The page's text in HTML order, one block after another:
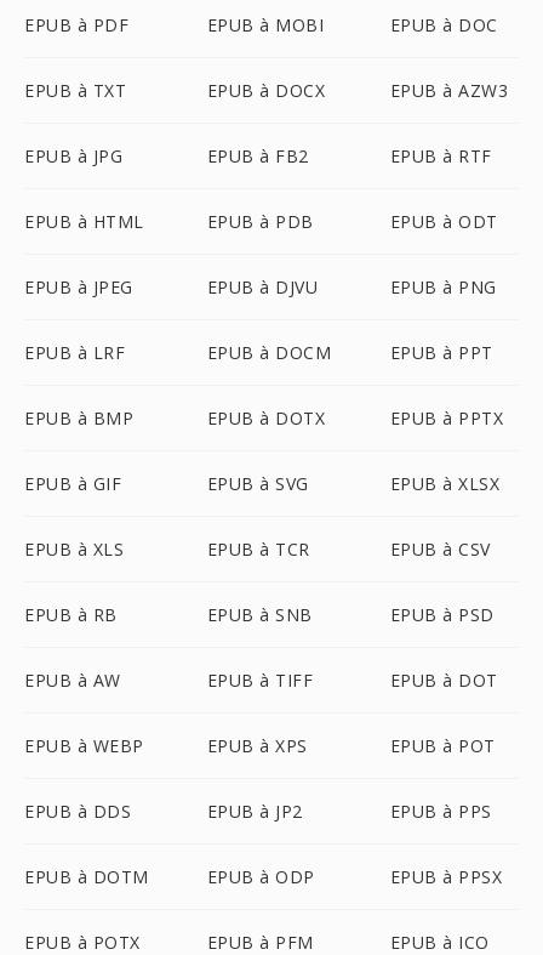
EPUB à PDF EPUB à MOBI EPUB à DOC
EPUB à TXT EPUB à DOCX EPUB à AZW3
EPUB à JPG EPUB à FB2 EPUB à RTF
EPUB à HTML EPUB à PDB EPUB à ODT
EPUB à JPEG EPUB à DJVU EPUB à PNG
EPUB à LRF EPUB à DOCM EPUB à PPT
EPUB à BMP EPUB à DOTX EPUB à PPTX
EPUB à GIF EPUB à SVG EPUB à XLSX
EPUB à XLS EPUB à TCR EPUB à CSV
EPUB à RB EPUB à SNB EPUB à PSD
EPUB à AW EPUB à TIFF EPUB à DOT
EPUB à WEBP EPUB à XPS EPUB à POT
EPUB à DDS EPUB à JP2 EPUB à PPS
EPUB à DOTM EPUB à ODP EPUB à PPSX
EPUB à POTX EPUB à PFM EPUB à ICO